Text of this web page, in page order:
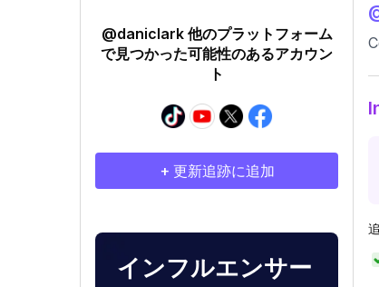
@daniclark 他のプラットフォーム
で見つかった可能性のあるアカウン
ト
+ 更新追跡に追加
インフルエンサー